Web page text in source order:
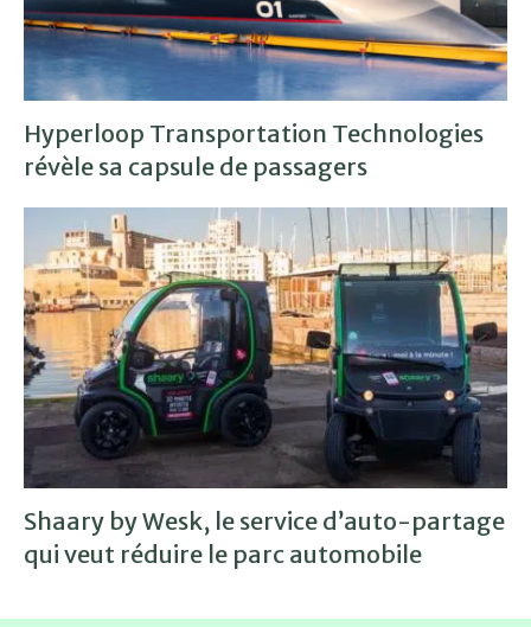
Hyperloop Transportation Technologies
révèle sa capsule de passagers
Shaary by Wesk, le service d’auto-partage
qui veut réduire le parc automobile